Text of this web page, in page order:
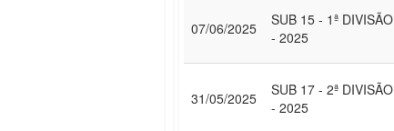
07/06/2025
SUB 15 - 1ª DIVISÃO
- 2025
31/05/2025
SUB 17 - 2ª DIVISÃO
- 2025